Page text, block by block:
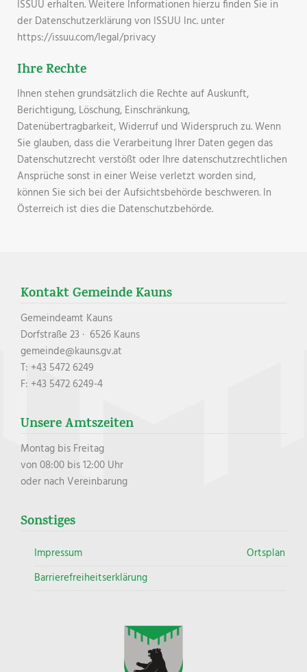
ISSUU erhalten. Weitere Informationen hierzu finden Sie in
der Datenschutzerklärung von ISSUU Inc. unter
https://issuu.com/legal/privacy
Ihre Rechte
Ihnen stehen grundsätzlich die Rechte auf Auskunft,
Berichtigung, Löschung, Einschränkung,
Datenübertragbarkeit, Widerruf und Widerspruch zu. Wenn
Sie glauben, dass die Verarbeitung Ihrer Daten gegen das
Datenschutzrecht verstößt oder Ihre datenschutzrechtlichen
Ansprüche sonst in einer Weise verletzt worden sind,
können Sie sich bei der Aufsichtsbehörde beschweren. In
Österreich ist dies die Datenschutzbehörde.
Kontakt Gemeinde Kauns
Gemeindeamt Kauns
Dorfstraße 23 · 6526 Kauns
gemeinde@kauns.gv.at
T: +43 5472 6249
F: +43 5472 6249-4
Unsere Amtszeiten
Montag bis Freitag
von 08:00 bis 12:00 Uhr
oder nach Vereinbarung
Sonstiges
Impressum
Ortsplan
Barrierefreiheitserklärung